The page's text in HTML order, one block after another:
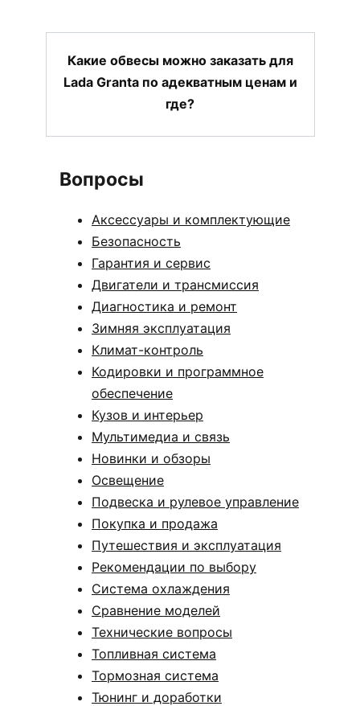
Какие обвесы можно заказать для
Lada Granta по адекватным ценам и
где?
Вопросы
Аксессуары и комплектующие
Безопасность
Гарантия и сервис
Двигатели и трансмиссия
Диагностика и ремонт
Зимняя эксплуатация
Климат-контроль
Кодировки и программное
обеспечение
Кузов и интерьер
Мультимедиа и связь
Новинки и обзоры
Освещение
Подвеска и рулевое управление
Покупка и продажа
Путешествия и эксплуатация
Рекомендации по выбору
Система охлаждения
Сравнение моделей
Технические вопросы
Топливная система
Тормозная система
Тюнинг и доработки